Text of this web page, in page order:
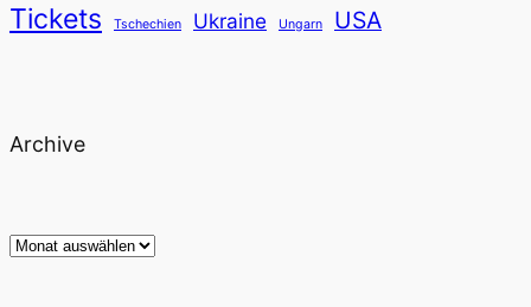
Tickets Tschechien Ukraine Ungarn USA
Archive
Archiv